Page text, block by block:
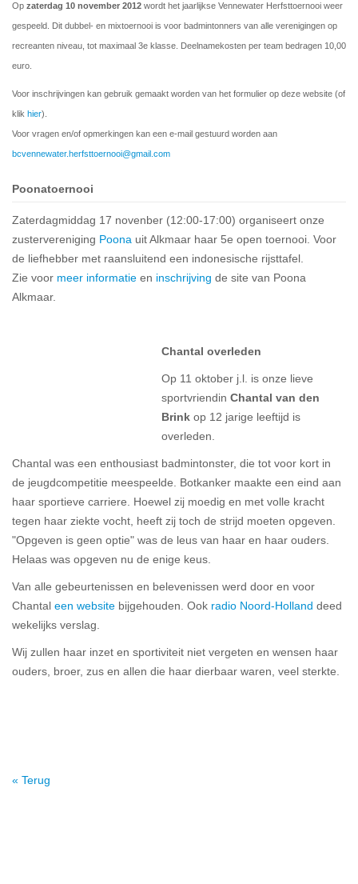
Op zaterdag 10 november 2012 wordt het jaarlijkse Vennewater Herfsttoernooi weer
gespeeld. Dit dubbel- en mixtoernooi is voor badmintonners van alle verenigingen op
recreanten niveau, tot maximaal 3e klasse. Deelnamekosten per team bedragen 10,00
euro.
Voor inschrijvingen kan gebruik gemaakt worden van het formulier op deze website (of
klik hier).
Voor vragen en/of opmerkingen kan een e-mail gestuurd worden aan
bcvennewater.herfsttoernooi@gmail.com
Poonatoernooi
Zaterdagmiddag 17 novenber (12:00-17:00) organiseert onze
zustervereniging Poona uit Alkmaar haar 5e open toernooi. Voor
de liefhebber met raansluitend een indonesische rijsttafel.
Zie voor meer informatie en inschrijving de site van Poona
Alkmaar.
Chantal overleden
Op 11 oktober j.l. is onze lieve
sportvriendin Chantal van den
Brink op 12 jarige leeftijd is
overleden.
Chantal was een enthousiast badmintonster, die tot voor kort in
de jeugdcompetitie meespeelde. Botkanker maakte een eind aan
haar sportieve carriere. Hoewel zij moedig en met volle kracht
tegen haar ziekte vocht, heeft zij toch de strijd moeten opgeven.
"Opgeven is geen optie" was de leus van haar en haar ouders.
Helaas was opgeven nu de enige keus.
Van alle gebeurtenissen en belevenissen werd door en voor
Chantal een website bijgehouden. Ook radio Noord-Holland deed
wekelijks verslag.
Wij zullen haar inzet en sportiviteit niet vergeten en wensen haar
ouders, broer, zus en allen die haar dierbaar waren, veel sterkte.
« Terug